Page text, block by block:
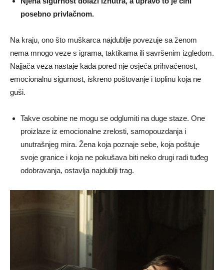
posebno privlačnom.
Na kraju, ono što muškarca najdublje povezuje sa ženom
nema mnogo veze s igrama, taktikama ili savršenim izgledom.
Najjača veza nastaje kada pored nje osjeća prihvaćenost,
emocionalnu sigurnost, iskreno poštovanje i toplinu koja ne
guši.
Takve osobine ne mogu se odglumiti na duge staze. One
proizlaze iz emocionalne zrelosti, samopouzdanja i
unutrašnjeg mira. Žena koja poznaje sebe, koja poštuje
svoje granice i koja ne pokušava biti neko drugi radi tuđeg
odobravanja, ostavlja najdublji trag.